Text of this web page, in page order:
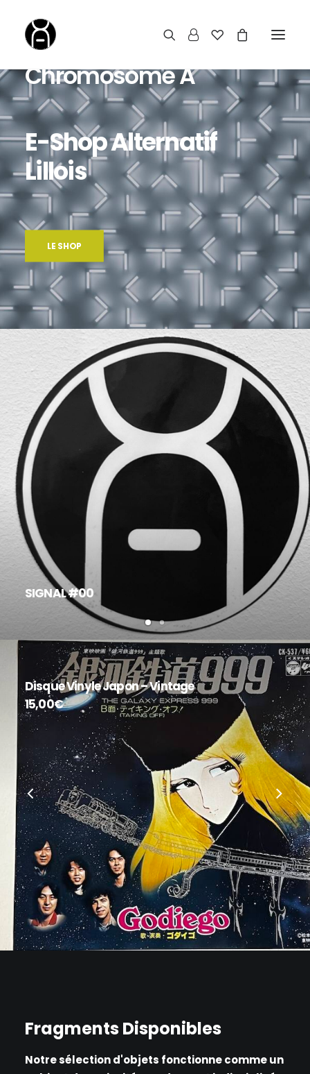
Chromosome A
E-ShopAlternatif
Lillois
LE SHOP
SIGNAL #00
Carte Postale – JS.Faiber
2,00€
Fragments Disponibles
Notre sélection d'objets fonctionne comme un